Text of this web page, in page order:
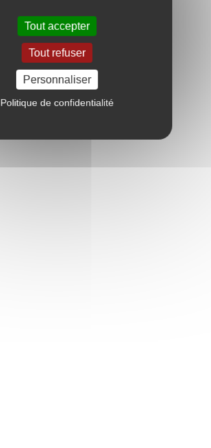
Tout accepter
Tout refuser
Personnaliser
Politique de confidentialité